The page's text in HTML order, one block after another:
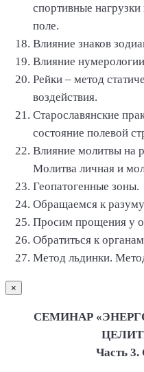
спортивные
поле.
Влияние знаков
Влияние
Рейки – метод
воздействия.
Старославянские
состояние полевой
Влияние молитвы на
Молитва личная и
Геопатогенные зоны.
Обращаемся к разуму
Просим прощения у
Обратиться к
Метод льдинки.
×
СЕМИНАР
Часть 3.